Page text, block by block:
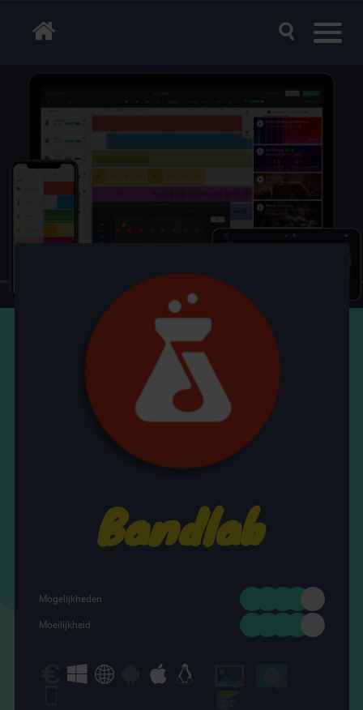
Bandlab
Mogelijkheden
Moeilijkheid